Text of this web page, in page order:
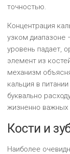
точностью.
Концентрация
узком диапазоне
уровень падает,
элемент из
механизм
кальция в
буквально
жизненно важных
Кости и
Наиболее